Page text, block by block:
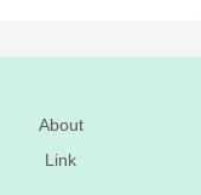
About
Link